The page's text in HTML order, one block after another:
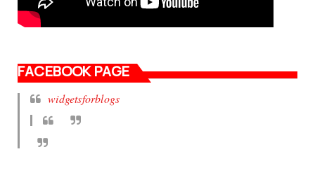
FACEBOOK PAGE
widgetsforblogs